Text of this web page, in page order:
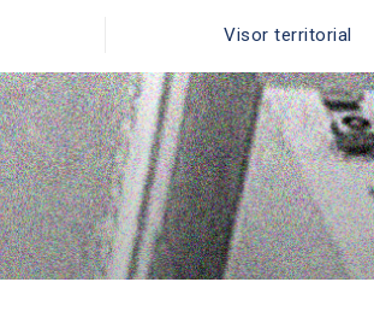
Visor territorial